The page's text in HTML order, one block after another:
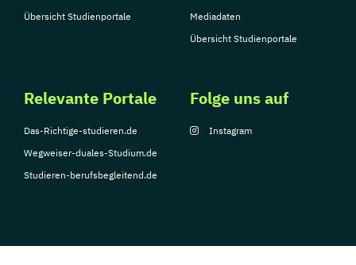
Übersicht Studienportale
Mediadaten
Übersicht Studienportale
Relevante Portale
Das-Richtige-studieren.de
Wegweiser-duales-Studium.de
Studieren-berufsbegleitend.de
Folge uns auf
Instagram